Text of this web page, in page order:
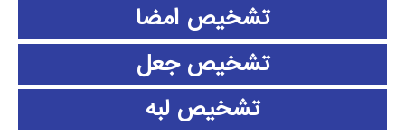
تشخیص امضا
تشخیص جعل
تشخیص لبه